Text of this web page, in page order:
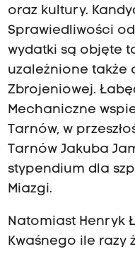
oraz kultury.
Sprawiedliwości
wydatki są objęte
uzależnione także
Zbrojeniowej.
Mechaniczne
Tarnów, w
Tarnów Jakuba
stypendium dla
Miazgi.
Natomiast Henryk
Kwaśnego ile razy